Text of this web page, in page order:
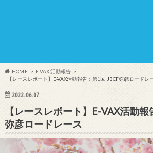
HOME
E-VAX 活動報告
【レースレポート】E-VAX活動報告：第1回 JBCF弥彦ロードレ
2022.06.07
【レースレポート】E-VAX活動
弥彦ロードレース